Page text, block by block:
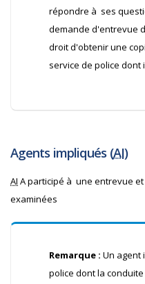
répondre à ses
demande d'entrevue
droit d'obtenir une
service de police dont
Agents impliqués (AI)
AI A participé à une entrevue
examinées
Remarque : Un agent
police dont la